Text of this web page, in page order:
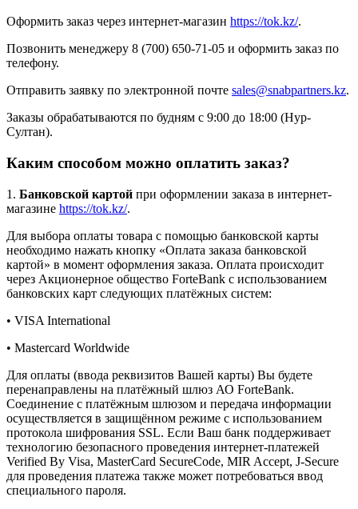
Оформить заказ через интернет-магазин https://tok.kz/.
Позвонить менеджеру 8 (700) 650-71-05 и оформить заказ по
телефону.
Отправить заявку по электронной почте sales@snabpartners.kz.
Заказы обрабатываются по будням с 9:00 до 18:00 (Нур-
Султан).
Каким способом можно оплатить заказ?
1. Банковской картой при оформлении заказа в интернет-
магазине https://tok.kz/.
Для выбора оплаты товара с помощью банковской карты
необходимо нажать кнопку «Оплата заказа банковской
картой» в момент оформления заказа. Оплата происходит
через Акционерное общество ForteBank с использованием
банковских карт следующих платёжных систем:
• VISA International
• Mastercard Worldwide
Для оплаты (ввода реквизитов Вашей карты) Вы будете
перенаправлены на платёжный шлюз АО ForteBank.
Соединение с платёжным шлюзом и передача информации
осуществляется в защищённом режиме с использованием
протокола шифрования SSL. Если Ваш банк поддерживает
технологию безопасного проведения интернет-платежей
Verified By Visa, MasterCard SecureCode, MIR Accept, J-Secure
для проведения платежа также может потребоваться ввод
специального пароля.